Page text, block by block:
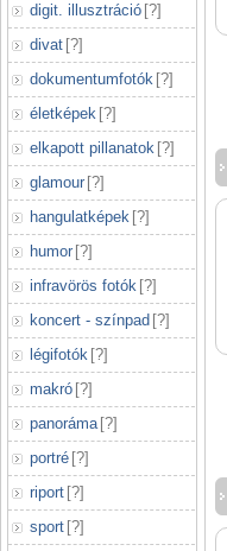
digit. illusztráció [?]
divat [?]
dokumentumfotók [?]
életképek [?]
elkapott pillanatok [?]
glamour [?]
hangulatképek [?]
humor [?]
infravörös fotók [?]
koncert - színpad [?]
légifotók [?]
makró [?]
panoráma [?]
portré [?]
riport [?]
sport [?]